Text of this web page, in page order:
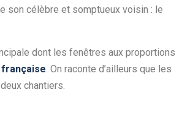
son célèbre et somptueux voisin : le
dont les fenêtres aux proportions
. On raconte d’ailleurs que les
chantiers.